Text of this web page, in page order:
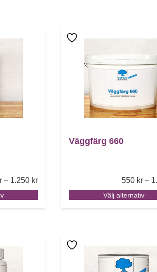
efter popularitet
– 1.250 krPrice range: 110 kr through 1.250
flera varianter. De olika alternativen
Väggfärg 660
550 kr –
Välj alternativ
Den här produkten
flera varianter. De olika
Den här produkten